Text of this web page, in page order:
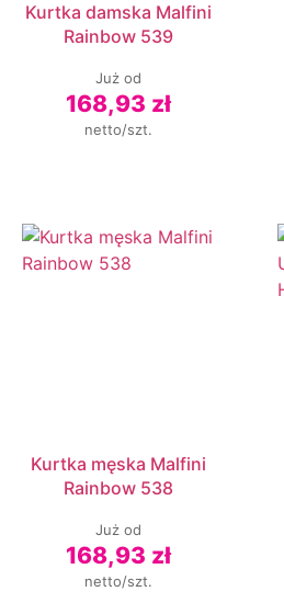
Kurtka damska Malfini
Rainbow 539
Już od
168,93 zł
netto/szt.
Kurtka męska Malfini
Rainbow 538
Już od
168,93 zł
netto/szt.